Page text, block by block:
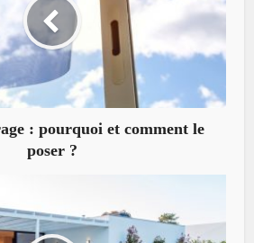
: pourquoi et comment le
poser ?